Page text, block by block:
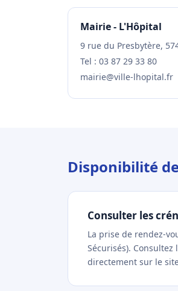
Mairie - L'Hôpital
9 rue du Presbytère,
Tel : 03 87 29 33 80
mairie@ville-lhopital.fr
Disponibilité
Consulter les
La prise de rendez-
Sécurisés).
directement sur le